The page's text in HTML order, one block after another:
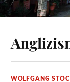
WOLFGANG